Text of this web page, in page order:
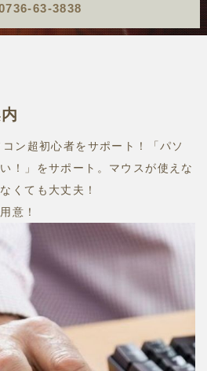
63-3838
ン超初心者をサポート！「パソ
！」をサポート。マウスが使えな
くても大丈夫！
意！